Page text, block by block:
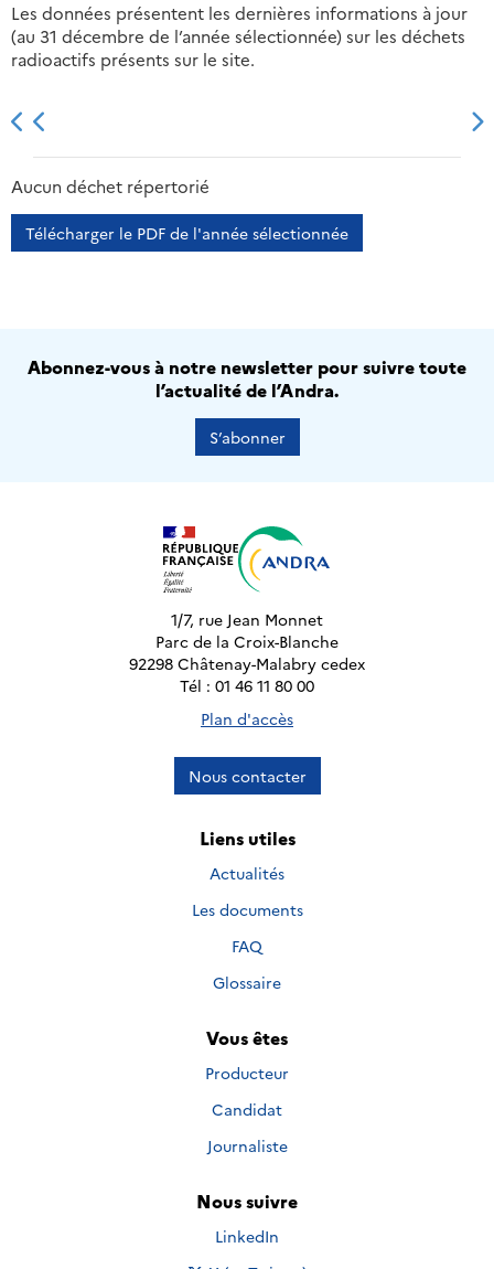
Les données présentent les dernières informations à jour
(au 31 décembre de l’année sélectionnée) sur les déchets
radioactifs présents sur le site.
2013 2014
Aucun déchet répertorié
Télécharger le PDF de l'année sélectionnée
Abonnez-vous à notre newsletter pour suivre toute
l’actualité de l’Andra.
S’abonner
1/7, rue Jean Monnet
Parc de la Croix-Blanche
92298 Châtenay-Malabry cedex
Tél : 01 46 11 80 00
Plan d'accès
Nous contacter
Liens utiles
Actualités
Les documents
FAQ
Glossaire
Vous êtes
Producteur
Candidat
Journaliste
Nous suivre
Nous suivre sur
LinkedIn